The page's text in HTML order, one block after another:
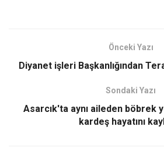
Önceki Yazı
Diyanet işleri Başkanlığından
Sondaki Yazı
Asarcık'ta aynı aileden böbrek
kardeş hayatını